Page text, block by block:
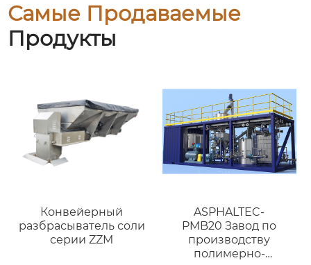
Самые Продаваемые
Продукты
Конвейерный
разбрасыватель соли
серии ZZM
ASPHALTEC-
PMB20 Завод по
производству
полимерно-